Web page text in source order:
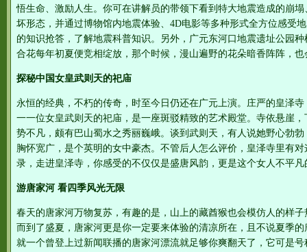
悟生命、激励人生。你可在讲解员的带领下看到特大地震造成的崩
坏形态，并通过博物馆内地震体验、4D电影等多种形式全方位感受
的知识抢答，了解地震科普知识。另外，广元东河口地震遗址公园
合花每年初夏便竞相绽放，那个时候，漫山遍野的花朵暗香阵阵，
探秘中国女皇武则天的祀庙
永恒的经典，不朽的传奇，时至今日仍还在广元上演。庄严的皇泽
一一位女皇武则天的祀庙，是一座斑驳精致的艺术殿堂。寺依悬崖
势不凡，颇有巴山蜀水之秀丽巍峨。谈到武则天，有人说她野心勃
胸怀宽广，是个英明的女中豪杰。不管后人怎么评价，皇泽寺里有
录，走进皇泽寺，你感受的不仅仅是盛唐风韵，更是这个女人不平凡
游唐家河 看四季风光无限
春天的唐家河万物复苏，有趣的是，山上的藏酋猴也会模仿人的样
而到了盛夏，唐家河更是你一定要来体验的清凉所在，且不说夏季
就一个曾登上过新闻联播的唐家河漂流就足够你爽翻天了，它可是号